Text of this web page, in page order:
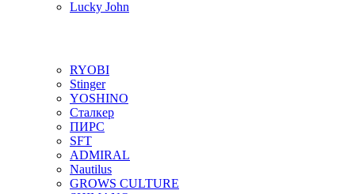
Lucky John
RYOBI
Stinger
YOSHINO
Сталкер
ПИРС
SFT
ADMIRAL
Nautilus
GROWS CULTURE